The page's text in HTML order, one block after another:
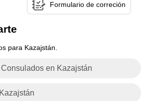
Formulario de correción
para Kazajstán.
en Kazajstán